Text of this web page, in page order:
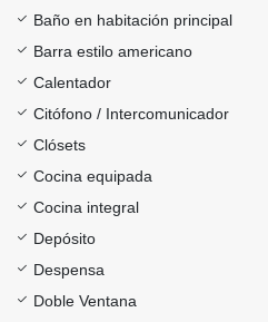
Baño en habitación principal
Barra estilo americano
Calentador
Citófono / Intercomunicador
Clósets
Cocina equipada
Cocina integral
Depósito
Despensa
Doble Ventana